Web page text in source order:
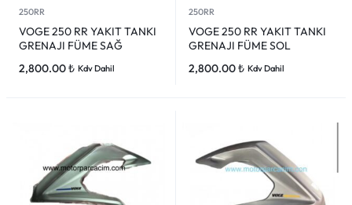
250RR
VOGE 250 RR YAKIT TANKI
GRENAJI FÜME SAĞ
2,800.00₺ Kdv Dahil
250RR
VOGE 250 RR YAKIT TANKI
GRENAJI FÜME SOL
2,800.00₺ Kdv Dahil